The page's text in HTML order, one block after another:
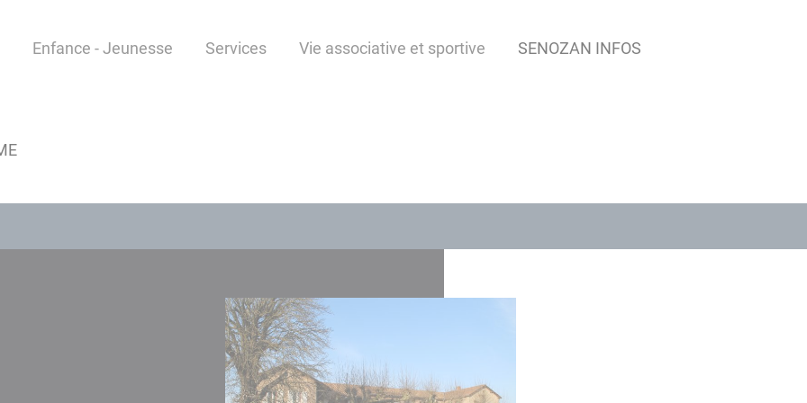
Enfance - Jeunesse Services Vie associative et sportive SENOZAN INFOS